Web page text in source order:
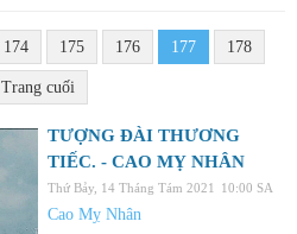
174 175 176 177 178
Trang cuối
TƯỢNG ĐÀI THƯƠNG
TIẾC. - CAO MỴ NHÂN
Thứ Bảy, 14 Tháng Tám 2021 10:00 SA
Cao Mỵ Nhân